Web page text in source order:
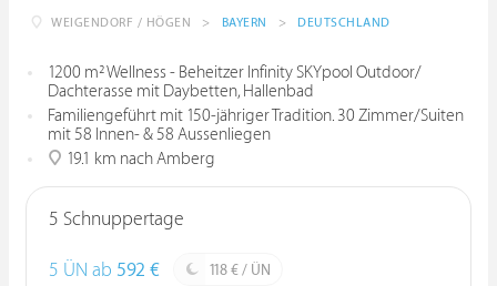
WEIGENDORF / HÖGEN > BAYERN > DEUTSCHLAND
1200 m² Wellness - Beheitzer Infinity SKYpool Outdoor/
Dachterasse mit Daybetten, Hallenbad
Familiengeführt mit 150-jähriger Tradition. 30 Zimmer/Suiten
mit 58 Innen- & 58 Aussenliegen
19.1 km nach Amberg
5 Schnuppertage
5 ÜN ab 592 € 118 € / ÜN